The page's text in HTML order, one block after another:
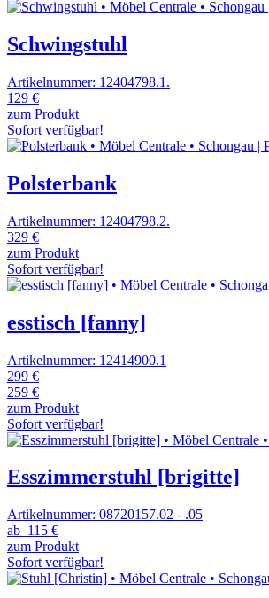
Schwingstuhl
Artikelnummer: 12404798.1.
129 €
zum Produkt
Sofort verfügbar!
Polsterbank
Artikelnummer: 12404798.2.
329 €
zum Produkt
Sofort verfügbar!
esstisch [fanny]
Artikelnummer: 12414900.1
299 €
259 €
zum Produkt
Sofort verfügbar!
Esszimmerstuhl [brigitte]
Artikelnummer: 08720157.02 - .05
ab 115 €
zum Produkt
Sofort verfügbar!